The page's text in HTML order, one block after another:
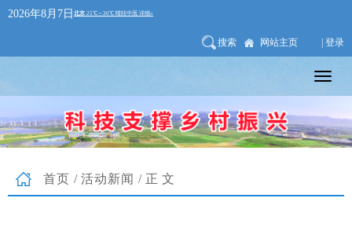
2026年8月7日
搜索 网站主页 | 登录
首页 / 活动新闻 /正文